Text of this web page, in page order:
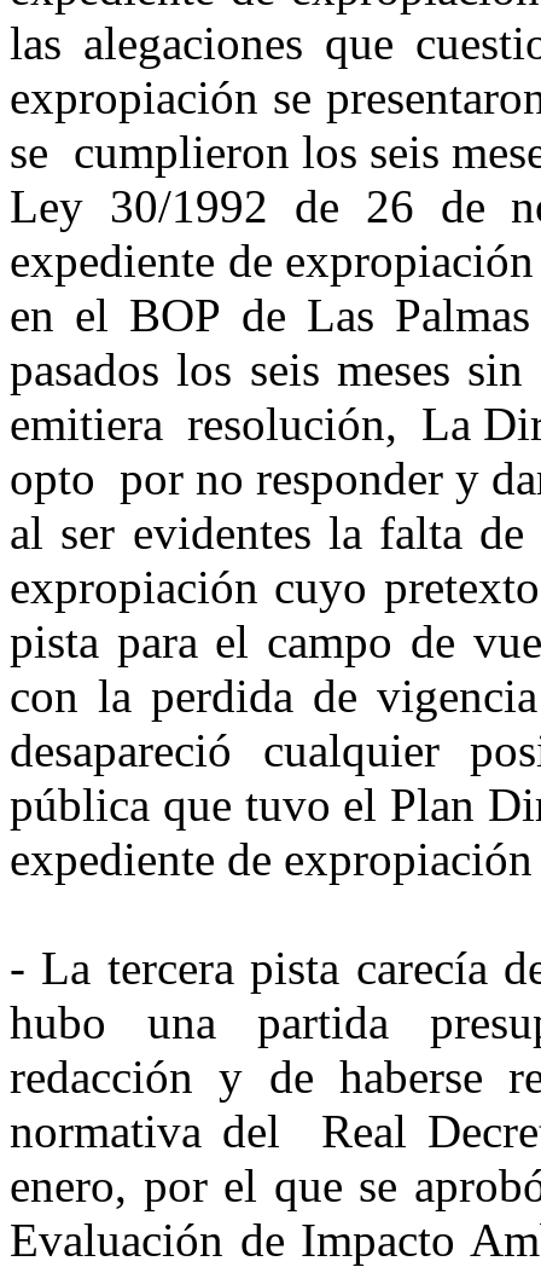
las alegaciones que
expropiación se
se cumplieron los seis
Ley 30/1992 de 26 de
expediente de
en el BOP de Las
pasados los seis meses
emitiera resolución, La
opto por no responder y
al ser evidentes la falta
expropiación cuyo
pista para el campo de
con la perdida de
desapareció cualquier
pública que tuvo el Plan
expediente de
- La tercera pista carecía
hubo una partida
redacción y de haberse
normativa del Real
enero, por el que se
Evaluación de Impacto